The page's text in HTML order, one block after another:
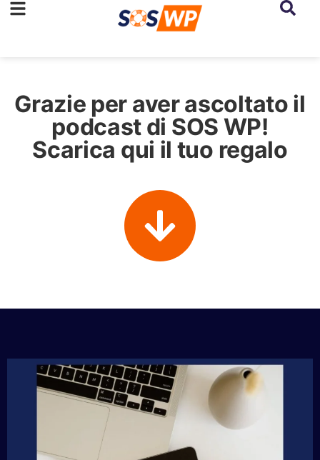
Grazie per aver ascoltato il
podcast di SOS WP!
Scarica qui il tuo regalo